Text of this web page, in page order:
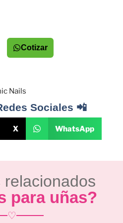
Cotizar
Nails
Sociales 📲
X WhatsApp
relacionados
para uñas?
♡